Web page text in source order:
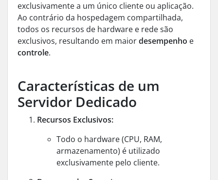
exclusivamente a um único cliente ou aplicação.
Ao contrário da hospedagem compartilhada,
todos os recursos de hardware e rede são
exclusivos, resultando em maiordesempenho e
controle.
Características de um
Servidor Dedicado
Recursos Exclusivos:
Todo o hardware (CPU, RAM,
armazenamento) é utilizado
exclusivamente pelo cliente.